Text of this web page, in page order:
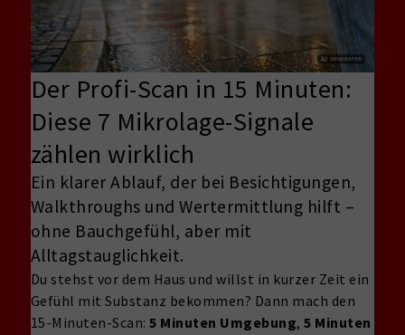
Der Profi-Scan in 15 Minuten:
Diese 7 Mikrolage-Signale
zählen wirklich
Ein klarer Ablauf, der bei Besichtigungen,
Walkthroughs und Wertermittlung hilft –
ohne Bauchgefühl, aber mit
Alltagstauglichkeit.
Du stehst vor dem Haus und willst in kurzer Zeit ein
Gefühl mit Substanz bekommen? Dann mach den
15-Minuten-Scan:5 Minuten Umgebung,5 Minuten